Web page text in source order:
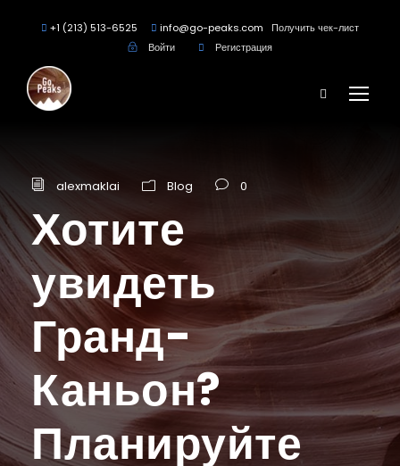
+1 (213) 513-6525 info@go-peaks.com
Получить чек-лист
Войти
Регистрация
alexmaklai Blog 0
Хотите
увидеть
Гранд-
Каньон?
Планируйте